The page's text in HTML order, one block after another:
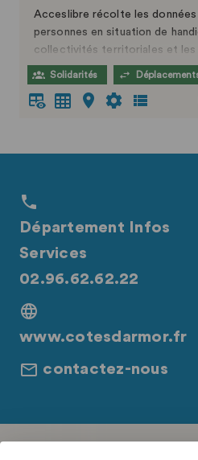
Acceslibre récolte les données
personnes en situation de
collectivités territoriales et les
d’établissements recevant du
usagers.
territoriales et les gestionnaires
collaborative à enrichir la base
établissement visité ou en
expérience, via un formulaire
Solidarités
Département Infos
Services
02.96.62.62.22
www.cotesdarmor.fr
contactez-nous